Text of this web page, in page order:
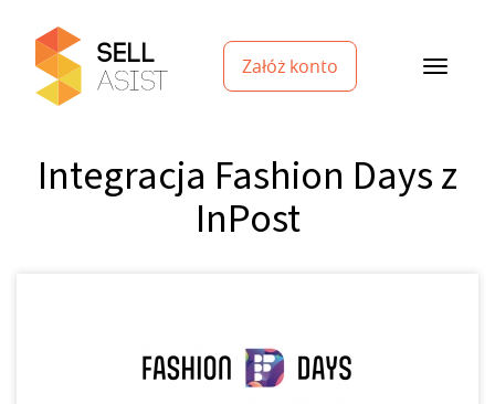
Załóż konto
Integracja Fashion Days z
InPost